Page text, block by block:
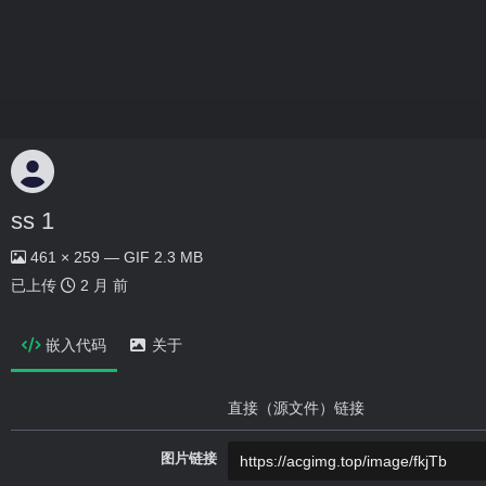
ss 1
461 × 259 — GIF 2.3 MB
已上传
2 月 前
嵌入代码 关于
直接（源文件）链接
图片链接